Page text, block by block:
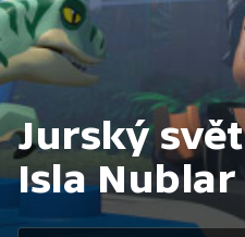
Jurský
Isla Nublar